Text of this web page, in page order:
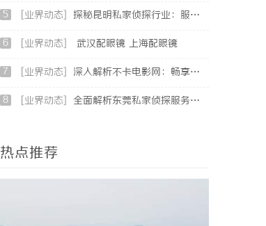
5 [业界动态] 探秘昆明私家侦探行业：服务、优势与法律守护
6 [业界动态] 武汉配眼镜 上海配眼镜
7 [业界动态] 深入解析不卡电影网：畅享高清影视体验的最佳选择
8 [业界动态] 全面解析东莞私家侦探服务：专业侦查助您解决各种疑难问题
热点推荐